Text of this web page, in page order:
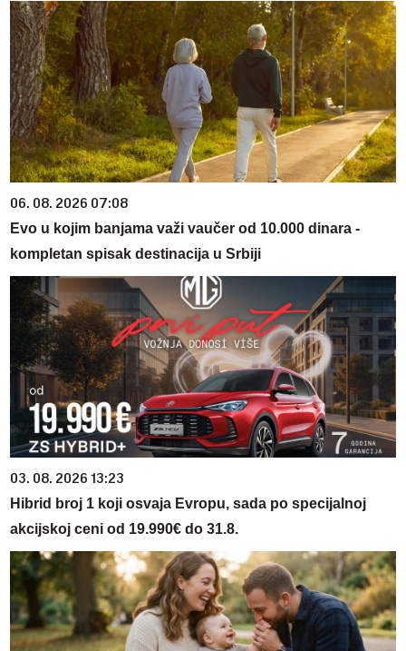
06. 08. 2026 07:08
Evo u kojim banjama važi vaučer od 10.000 dinara -
kompletan spisak destinacija u Srbiji
03. 08. 2026 13:23
Hibrid broj 1 koji osvaja Evropu, sada po specijalnoj
akcijskoj ceni od 19.990€ do 31.8.